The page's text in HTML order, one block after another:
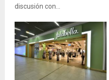
discusión con...